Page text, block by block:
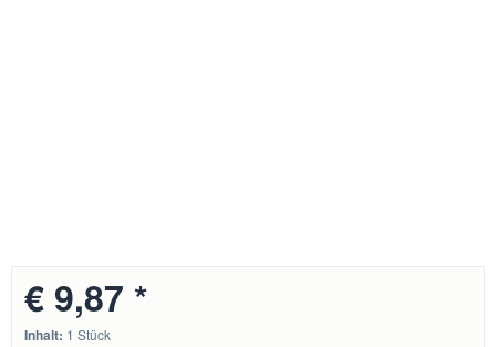
€ 9,87 *
Inhalt: 1 Stück